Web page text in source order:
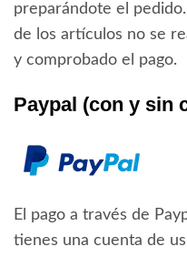
preparándote el
de los artículos no se
y comprobado el pago.
Paypal (con y sin
El pago a través de
tienes una cuenta de